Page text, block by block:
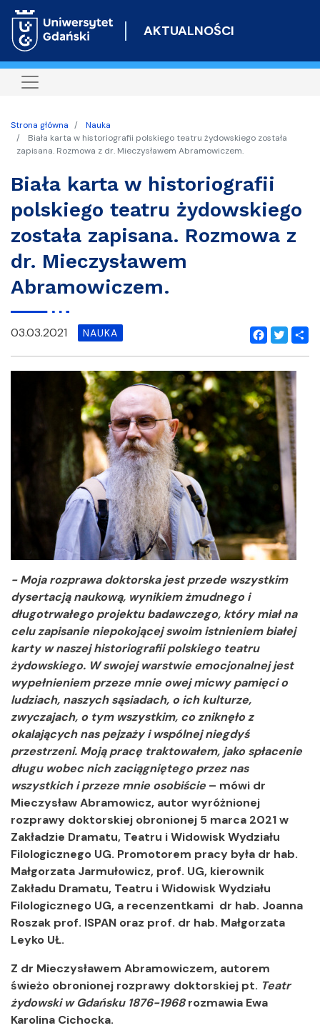
do
AKTUALNOŚCI
Strona główna
Nauka
Biała karta w historiografii polskiego teatru żydowskiego została
zapisana. Rozmowa z dr. Mieczysławem Abramowiczem.
Biała karta w historiografii
polskiego teatru żydowskiego
została zapisana. Rozmowa z
dr. Mieczysławem
Abramowiczem.
Facebook
Twitter
03.03.2021 NAUKA
- Moja rozprawa doktorska jest przede wszystkim
dysertacją naukową, wynikiem żmudnego i
długotrwałego projektu badawczego, który miał na
celu zapisanie niepokojącej swoim istnieniem białej
karty w naszej historiografii polskiego teatru
żydowskiego. W swojej warstwie emocjonalnej jest
wypełnieniem przeze mnie owej micwy pamięci o
ludziach, naszych sąsiadach, o ich kulturze,
zwyczajach, o tym wszystkim, co zniknęło z
okalających nas pejzaży i wspólnej niegdyś
przestrzeni. Moją pracę traktowałem, jako spłacenie
długu wobec nich zaciągniętego przez nas
wszystkich i przeze mnie osobiście – mówi dr
Mieczysław Abramowicz, autor wyróżnionej
rozprawy doktorskiej obronionej 5 marca 2021 w
Zakładzie Dramatu, Teatru i Widowisk Wydziału
Filologicznego UG. Promotorem pracy była dr hab.
Małgorzata Jarmułowicz, prof. UG, kierownik
Zakładu Dramatu, Teatru i Widowisk Wydziału
Filologicznego UG, a recenzentkami dr hab. Joanna
Roszak prof. ISPAN oraz prof. dr hab. Małgorzata
Leyko UŁ.
Z dr Mieczysławem Abramowiczem, autorem
świeżo obronionej rozprawy doktorskiej pt. Teatr
żydowski w Gdańsku 1876-1968rozmawia Ewa
Karolina Cichocka.